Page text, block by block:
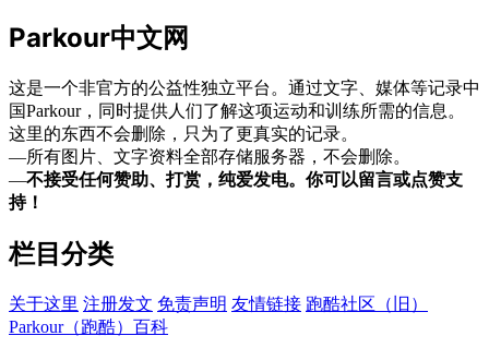
Parkour中文网
这是一个非官方的公益性独立平台。通过文字、媒体等记录中
国Parkour，同时提供人们了解这项运动和训练所需的信息。
这里的东西不会删除，只为了更真实的记录。
—所有图片、文字资料全部存储服务器，不会删除。
—不接受任何赞助、打赏，纯爱发电。你可以留言或点赞支
持！
栏目分类
关于这里 注册发文 免责声明 友情链接 跑酷社区（旧）
Parkour（跑酷）百科